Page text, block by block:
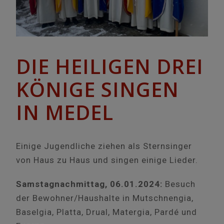
DIE HEILIGEN DREI
KÖNIGE SINGEN
IN MEDEL
Einige Jugendliche ziehen als Sternsinger
von Haus zu Haus und singen einige Lieder.
Samstagnachmittag, 06.01.2024: Besuch
der Bewohner/Haushalte in Mutschnengia,
Baselgia, Platta, Drual, Matergia, Pardé und